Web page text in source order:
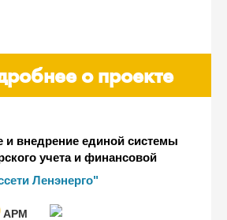
о проекте
и внедрение единой системы
учета и финансовой
ПАО "Россети
Ленэнерго"
AРМ